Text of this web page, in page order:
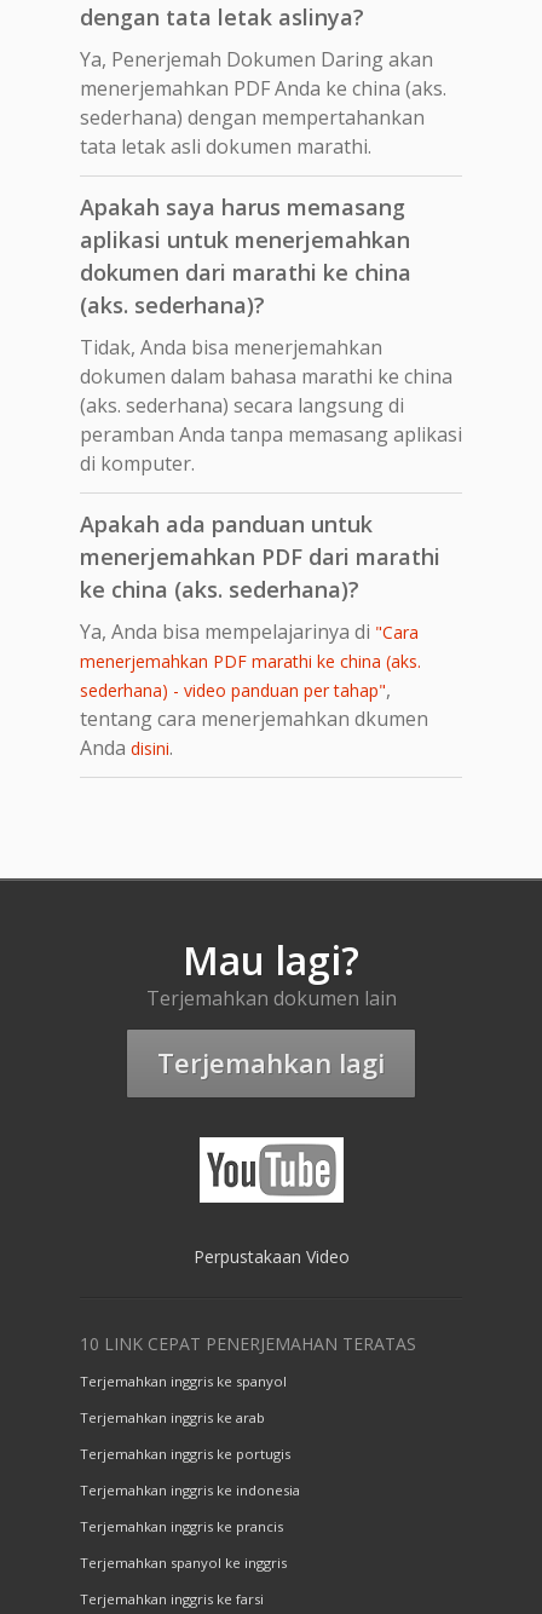
dengan tata letak aslinya?
Ya, Penerjemah Dokumen Daring akan
menerjemahkan PDF Anda ke china (aks.
sederhana) dengan mempertahankan
tata letak asli dokumen marathi.
Apakah saya harus memasang
aplikasi untuk menerjemahkan
dokumen dari marathi ke china
(aks. sederhana)?
Tidak, Anda bisa menerjemahkan
dokumen dalam bahasa marathi ke china
(aks. sederhana) secara langsung di
peramban Anda tanpa memasang aplikasi
di komputer.
Apakah ada panduan untuk
menerjemahkan PDF dari marathi
ke china (aks. sederhana)?
Ya, Anda bisa mempelajarinya di "Cara
menerjemahkan PDF marathi ke china (aks.
sederhana) - video panduan per tahap",
tentang cara menerjemahkan dkumen
Anda disini.
Mau lagi?
Terjemahkan dokumen lain
Terjemahkan lagi
Perpustakaan Video
10 LINK CEPAT PENERJEMAHAN TERATAS
Terjemahkan inggris ke spanyol
Terjemahkan inggris ke arab
Terjemahkan inggris ke portugis
Terjemahkan inggris ke indonesia
Terjemahkan inggris ke prancis
Terjemahkan spanyol ke inggris
Terjemahkan inggris ke farsi